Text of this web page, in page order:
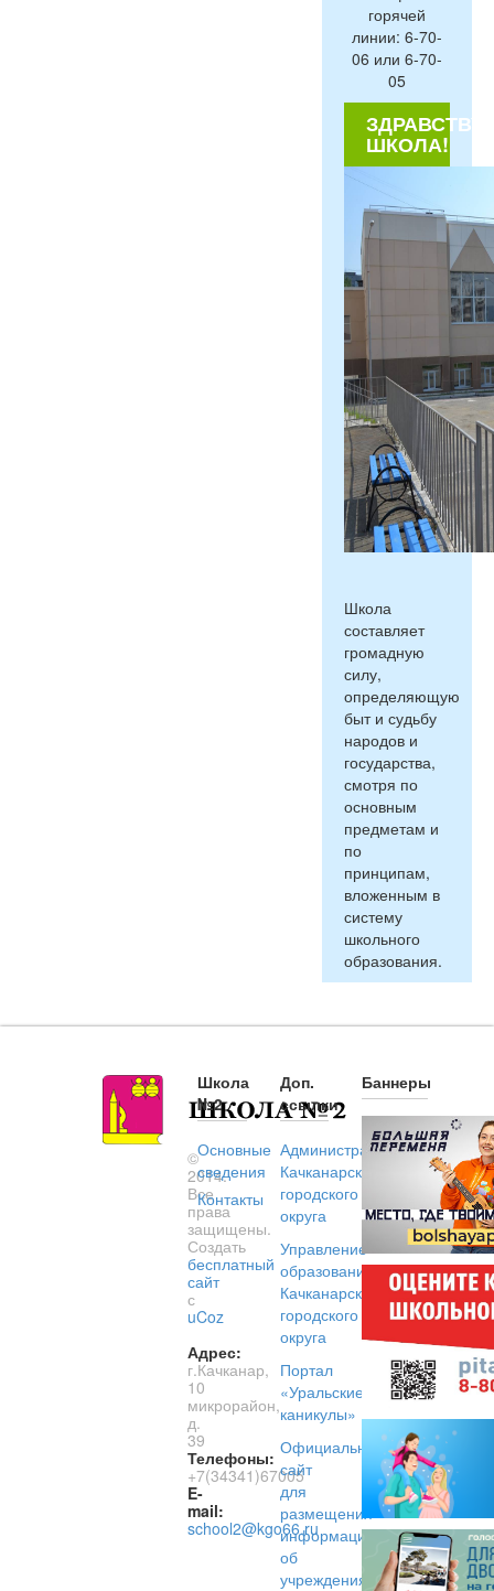
горячей
линии: 6-70-
06 или 6-70-
05
ШКОЛА!
Школа
составляет
громадную
силу,
определяющую
быт и судьбу
народов и
государства,
смотря по
основным
предметам и
по
принципам,
вложенным в
систему
школьного
образования.
©
2014.
Все
права
защищены.
Создать
бесплатный
сайт
с
uCoz
Адрес:
г.Качканар,
10
микрорайон,
д.
39
Телефоны:
+7(34341)67005
E-
mail:
school2@kgo66.ru
Школа
№2
Основные
сведения
Контакты
Доп.
ссылки
Администрация
Качканарского
городского
округа
Управление
образованием
Качканарского
городского
округа
Портал
«Уральские
каникулы»
Официальный
сайт
для
размещения
информации
об
учреждениях
Баннеры